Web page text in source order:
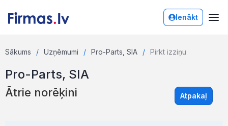
Ienākt
Sākums Uzņēmumi Pro-Parts, SIA Pirkt izziņu
Pro-Parts, SIA
Ātrie norēķini Atpakaļ